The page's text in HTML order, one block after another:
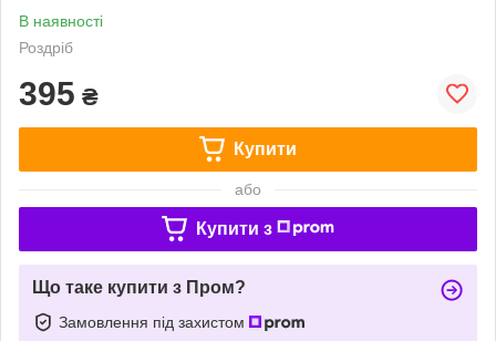
В наявності
Роздріб
395 ₴
Купити
або
Купити з
Що таке купити з Пром?
Замовлення під захистом